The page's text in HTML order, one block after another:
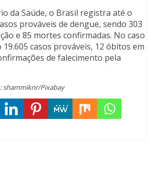
da Saúde, o Brasil registra até o
prováveis de dengue, sendo 303
e 85 mortes confirmadas. No caso
19.605 casos prováveis, 12 óbitos em
de falecimento pela
shammiknr/Pixabay